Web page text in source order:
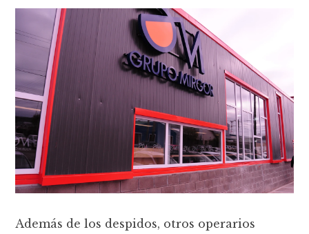
Además de los despidos, otros operarios